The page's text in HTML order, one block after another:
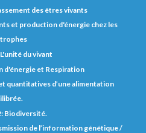
des êtres vivants
et production d'énergie chez les
du vivant
d'énergie et Respiration
quantitatives d’une alimentation
Biodiversité.
de l’information génétique /